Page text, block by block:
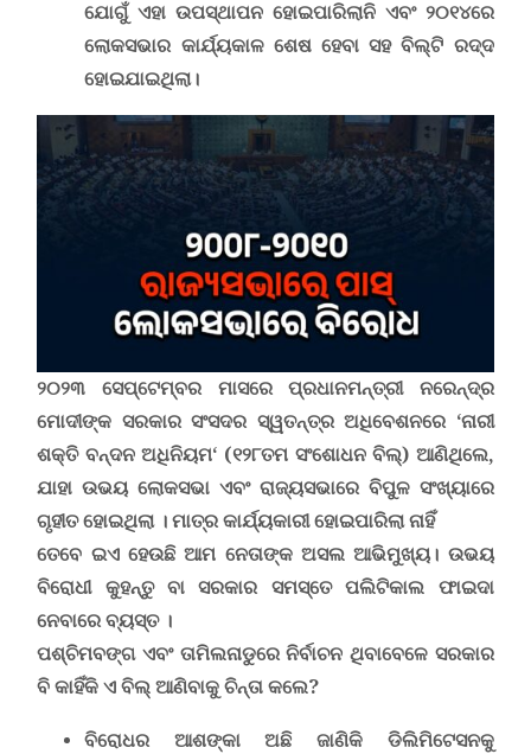
ଯୋଗୁଁ ଏହା ଉପସ୍ଥାପନ ହୋଇପାରିଲାନି ଏବଂ ୨୦୧୪ରେ
ଲୋକସଭାର କାର୍ଯ୍ୟକାଳ ଶେଷ ହେବା ସହ ବିଲ୍‌ଟି ରଦ୍ଦ
ହୋଇଯାଇଥିଲା।
୨୦୨୩ ସେପ୍ଟେମ୍ବର
ମାସରେ ପ୍ରଧାନମନ୍ତ୍ରୀ ନରେନ୍ଦ୍ର
ମୋଦୀଙ୍କ ସରକାର ସଂସଦର ସ୍ୱତନ୍ତ୍ର ଅଧିବେଶନରେ ‘ନାରୀ
ଶକ୍ତି ବନ୍ଦନ ଅଧିନିୟମ‘ (୧୨୮ତମ ସଂଶୋଧନ ବିଲ୍) ଆଣିଥିଲେ,
ଯାହା ଉଭୟ ଲୋକସଭା ଏବଂ ରାଜ୍ୟସଭାରେ ବିପୁଳ ସଂଖ୍ୟାରେ
ଗୃହୀତ ହୋଇଥିଲା । ମାତ୍ର କାର୍ଯ୍ୟକାରୀ ହୋଇପାରିଲା ନାହିଁ
ତେବେ ଇଏ ହେଉଛି ଆମ ନେତାଙ୍କ ଅସଲ ଆଭିମୁଖ୍ୟ। ଉଭୟ
ବିରୋଧୀ କୁହନ୍ତୁ ବା ସରକାର ସମସ୍ତେ ପଲିଟିକାଲ ଫାଇଦା
ନେବାରେ ବ୍ୟସ୍ତ ।
ପଶ୍ଚିମବଙ୍ଗ ଏବଂ ତାମିଲନାଡୁରେ ନିର୍ବାଚନ ଥିବାବେଳେ ସରକାର
ବି କାହିଁକି ଏ ବିଲ୍ ଆଣିବାକୁ ଚିନ୍ତା କଲେ?
ବିରୋଧର ଆଶଙ୍କା ଅଛି ଜାଣିକି ଡିଲିମିଟେସନକୁ